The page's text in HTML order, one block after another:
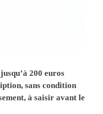
200 euros
sans condition
à saisir avant le